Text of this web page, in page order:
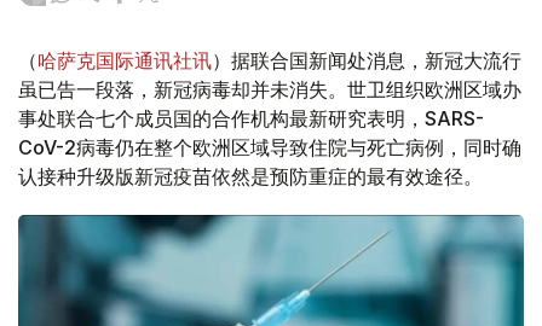
（哈萨克国际通讯社讯）据联合国新闻处消息，新冠大流行
虽已告一段落，新冠病毒却并未消失。世卫组织欧洲区域办
事处联合七个成员国的合作机构最新研究表明，SARS-
CoV-2病毒仍在整个欧洲区域导致住院与死亡病例，同时确
认接种升级版新冠疫苗依然是预防重症的最有效途径。